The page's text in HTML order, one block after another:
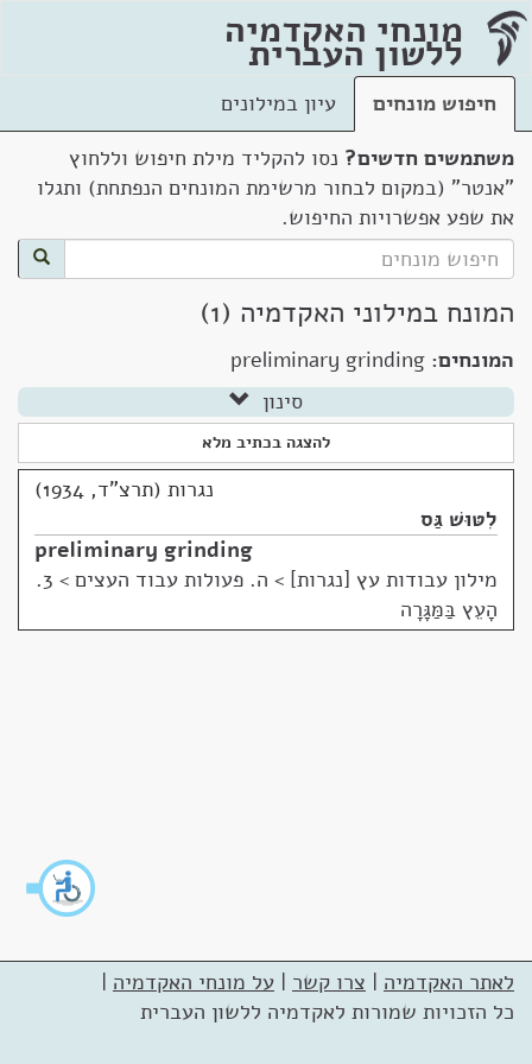
מונחי האקדמיה
ללשון העברית
חיפוש מונחים
עיון במילונים
משתמשים חדשים? נסו להקליד מילת חיפוש וללחוץ
"אנטר" (במקום לבחור מרשימת המונחים הנפתחת) ותגלו
את שפע אפשרויות החיפוש.
המונח במילוני האקדמיה (1)
המונחים: preliminary grinding
סינון
להצגה בכתיב מלא
נגרות (תרצ"ד, 1934)
לִטּוּשׁ גַּס
preliminary grinding
מילון עבודות עץ [נגרות] >
ה. פעולות עבוד העצים > 3.
הָעֵץ בַּמַּגָּרָה
לאתר האקדמיה | צרו קשר | על מונחי האקדמיה |
כל הזכויות שמורות לאקדמיה ללשון העברית